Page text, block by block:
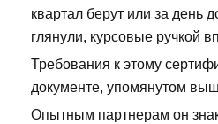
квартал берут или за день
глянули, курсовые ручкой
Требования к этому
документе, упомянутом
Опытным партнерам он